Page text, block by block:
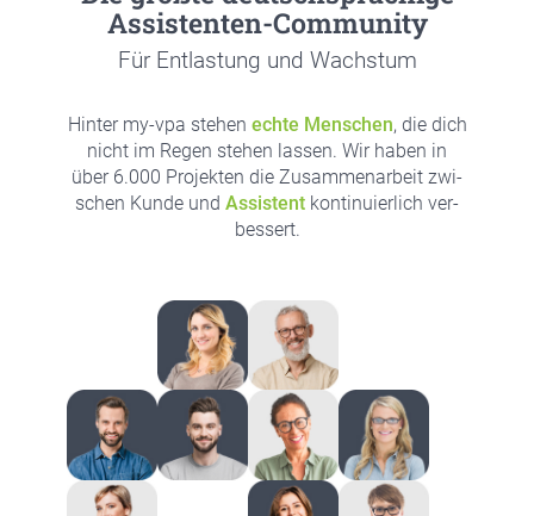
Assis­ten­ten-Com­mu­ni­ty
Für Ent­las­tung und Wachs­tum
Hin­ter my-vpa ste­hen ech­te Men­schen, die dich
nicht im Regen ste­hen las­sen. Wir haben in
über 6.000 Pro­jek­ten die Zusam­men­ar­beit zwi­
schen Kun­de und Assis­tent kon­ti­nu­ier­lich ver­
bes­sert.